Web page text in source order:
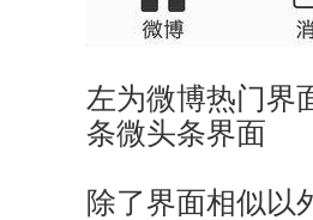
左为微博热门界
条微头条界面
除了界面相似以